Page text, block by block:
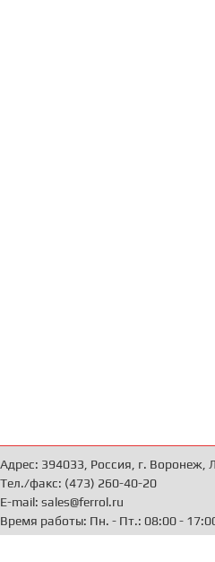
Адрес: 394033, Россия, г. Воронеж,
Тел./факс: (473) 260-40-20
E-mail: sales@ferrol.ru
Время работы: Пн. - Пт.: 08:00 -